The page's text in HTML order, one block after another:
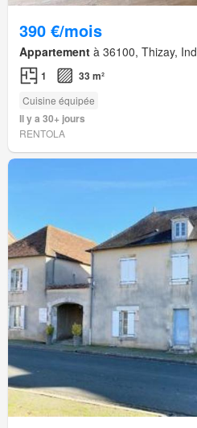
390 €/mois
Appartement à 36100, Thizay,
1 33 m²
Cuisine équipée
Il y a 30+ jours
RENTOLA